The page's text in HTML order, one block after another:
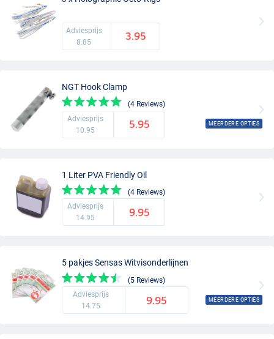
MEERDERE OPTIES
Adviesprijs
8.85
3.95
NGT Hook Clamp
(4 Reviews)
Adviesprijs
10.95
5.95
MEERDERE OPTIES
1 Liter PVA Friendly Oil
(4 Reviews)
Adviesprijs
14.95
9.95
5 pakjes Sensas Witvisonderlijnen
(5 Reviews)
Adviesprijs
14.75
9.95